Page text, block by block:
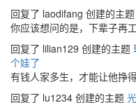
回复了 laodifang 创建的主题
你应该想问的是，下辈子再
回复了 lilian129 创建的主题
个娃了
有钱人家多生，才能让他挣
回复了 lu1234 创建的主题